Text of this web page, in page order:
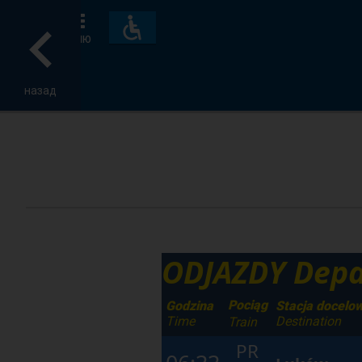
назад
МЕНЮ
Пристосування
та
ODJAZDY
Godzina
Time
Pociąg
Train
Stacja
Destination
PR